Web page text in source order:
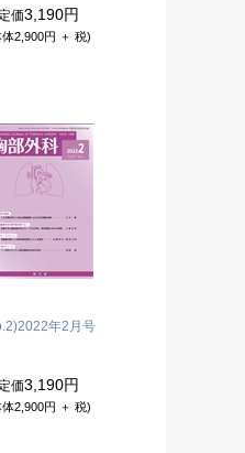
定価3,190円
2,900円 ＋ 税)
2022年2月号
定価3,190円
2,900円 ＋ 税)